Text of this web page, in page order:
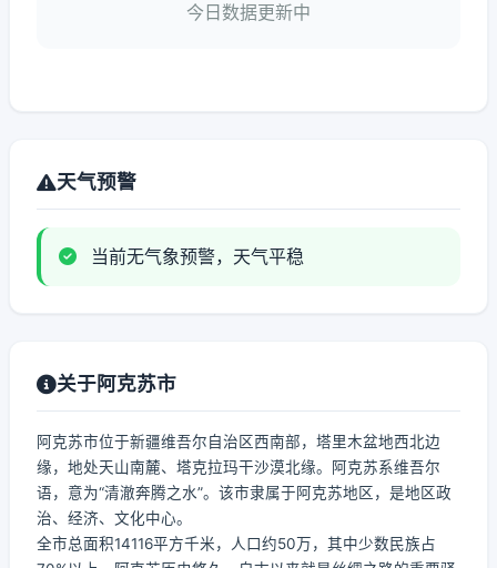
今日数据更新中
天气预警
当前无气象预警，天气平稳
关于阿克苏市
阿克苏市位于新疆维吾尔自治区西南部，塔里木盆地西北边
缘，地处天山南麓、塔克拉玛干沙漠北缘。阿克苏系维吾尔
语，意为“清澈奔腾之水”。该市隶属于阿克苏地区，是地区政
治、经济、文化中心。
全市总面积14116平方千米，人口约50万，其中少数民族占